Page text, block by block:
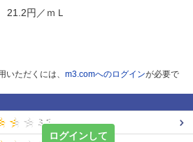
21.2円／ｍＬ
いただくには、 m3.comへのログインが必要で
ログインして